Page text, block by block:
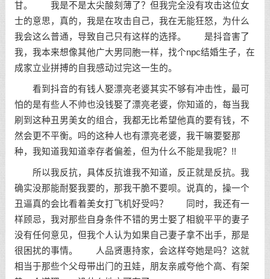
甘。 我是不是太尖酸刻薄了？但我完全没有攻击这位女
士的意思，真的，我是在攻击自己，我在无能狂怒，为什么
我会这么普通，导致自己只有这样的选择。 是抖音害了
我，我本来想像其他广大男同胞一样，找个npc结婚生子，在
成家立业拼搏的自我感动过完这一生的。
看到抖音的有钱人娶漂亮老婆其实不够有冲击性，最可
怕的是有些人不帅也没钱娶了漂亮老婆，你知道的，每当我
刷到这种丑男美女的组合，我都无比希望他真的要有钱，不
然会更不平衡。吗的这种人也有漂亮老婆，我干嘛要娶那
种，我知道我知道幸存者偏差，但为什么不能是我呢？!!
所以我反抗，具体反抗谁我不知道，反正就是反抗。我
确实没那能耐娶我要的，那我干脆不要呗。说真的，操一个
丑逼真的会比看着美女打飞机好受吗？ 同时，我还有一
样顾忌，我对那些自身条件不错的男士娶了相貌平平的妻子
没有任何意见，但我个人认为如果自己妻子拿不出手，那是
很困扰的事情。 人品贤惠持家，会这样夸她是吗？这就
相当于那些个父母带出门的丑娃，朋友亲戚夸他个高、有架